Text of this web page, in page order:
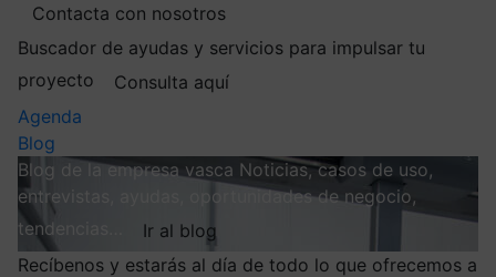
Contacta con nosotros
Buscador de ayudas y servicios para impulsar tu
proyecto
Consulta aquí
Agenda
Blog
Blog de la empresa vasca Noticias, casos de uso,
entrevistas, ayudas, oportunidades de negocio,
tendencias…
Ir al blog
Recíbenos y estarás al día de todo lo que ofrecemos a